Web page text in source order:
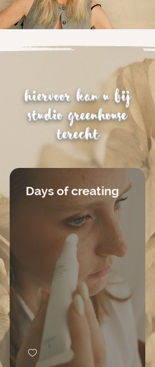
Hiervoor kan u bij
Studio Greenhouse
terecht
Days of creating